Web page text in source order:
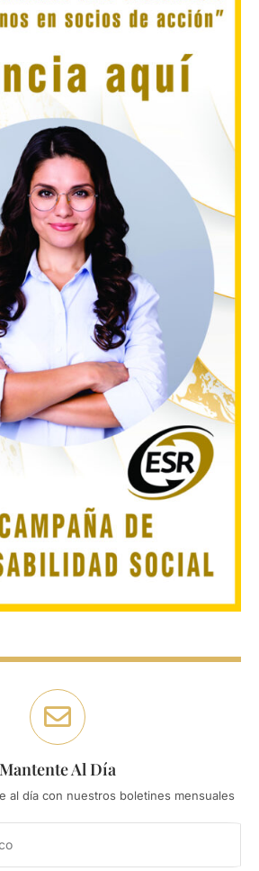
Mantente Al Día
al día con nuestros boletines mensuales